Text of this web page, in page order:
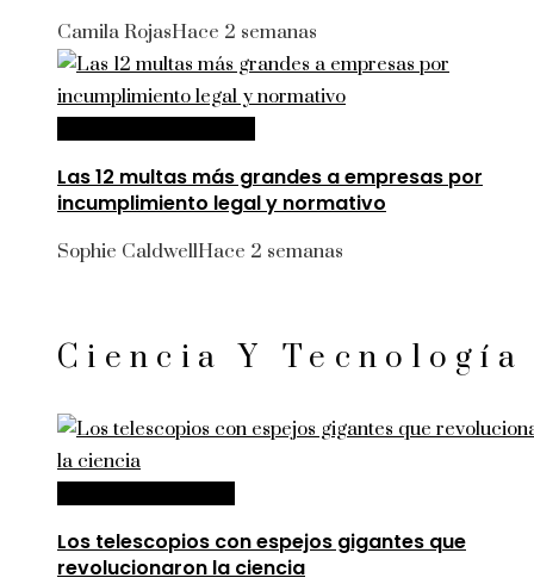
Camila RojasHace 2 semanas
Las 12 multas más grandes a empresas por
incumplimiento legal y normativo
Sophie CaldwellHace 2 semanas
Ciencia Y Tecnología
Los telescopios con espejos gigantes que
revolucionaron la ciencia